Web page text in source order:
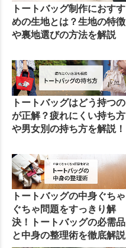
トートバッグ制作におすす
めの生地とは？生地の特徴
や裏地選びの方法を解説
トートバッグはどう持つの
が正解？疲れにくい持ち方
や男女別の持ち方を解説！
トートバッグの中身ぐちゃ
ぐちゃ問題をすっきり解
決！トートバッグの必需品
と中身の整理術を徹底解説